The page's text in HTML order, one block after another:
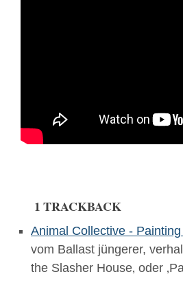
1 TRACKBACK
Animal Collective -
vom Ballast jüngerer,
the Slasher House‚ oder